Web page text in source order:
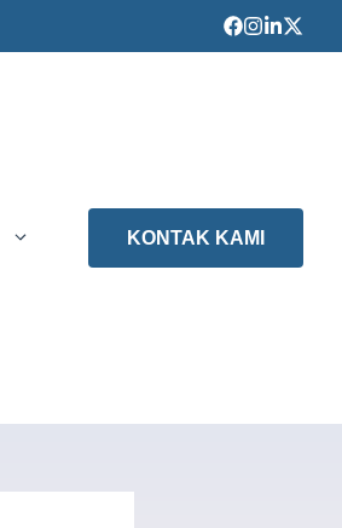
KONTAK KAMI